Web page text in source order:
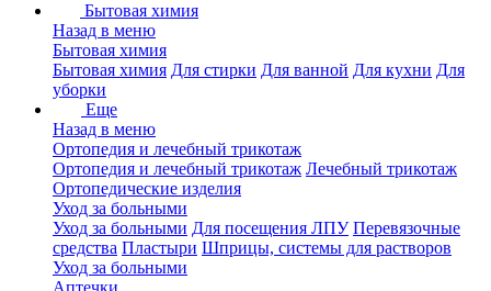
Бытовая химия
Назад в меню
Бытовая химия
Бытовая химия Для стирки Для ванной Для кухни Для
уборки
Еще
Назад в меню
Ортопедия и лечебный трикотаж
Ортопедия и лечебный трикотаж Лечебный трикотаж
Ортопедические изделия
Уход за больными
Уход за больными Для посещения ЛПУ Перевязочные
средства Пластыри Шприцы, системы для растворов
Уход за больными
Аптечки